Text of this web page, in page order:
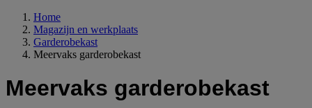
Home
Magazijn en werkplaats
Garderobekast
Meervaks garderobekast
Meervaks garderobekast